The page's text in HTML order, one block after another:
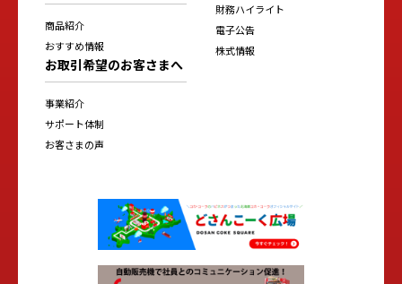
商品紹介
おすすめ情報
お取引希望のお客さまへ
事業紹介
サポート体制
お客さまの声
財務ハイライト
電子公告
株式情報